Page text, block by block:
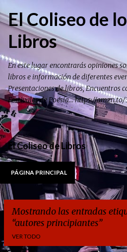
Ir al contenido
El Coliseo de
Libros
En este lugar encontrarás opiniones
libros e información de diferentes
Presentaciones de libros, Encuentros
Festivales de Poesía... https://amzn.to/
El Coliseo de Libros
PÁGINA PRINCIPAL
Mostrando las entradas
autores principiantes
VER TODO